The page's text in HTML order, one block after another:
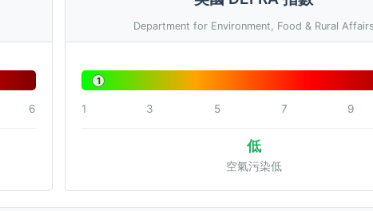
6
Department for Environment, Food & Rural
1
1 3 5 7 9
低
空氣污染低